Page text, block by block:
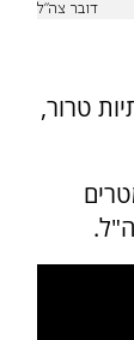
דובר צה"ל
טרור,
בשיתוף כוחות יהל"ם, השמידו תוואי תת קרקע באורך 800 מטרים